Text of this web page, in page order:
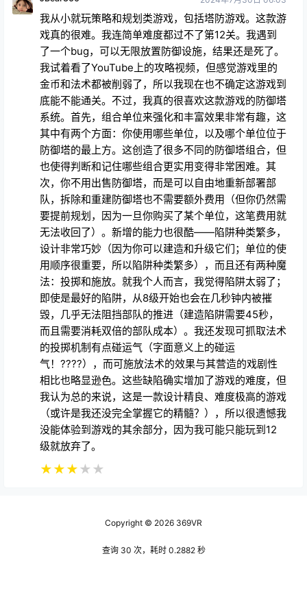
我试着看了YouTube上的攻略视频，但感觉游戏里的
金币和法术都被削弱了，所以我现在也不确定这游戏到
底能不能通关。不过，我真的很喜欢这款游戏的防御塔
系统。首先，组合单位来强化和丰富效果非常有趣，这
其中有两个方面：你使用哪些单位，以及哪个单位位于
防御塔的最上方。这创造了很多不同的防御塔组合，但
也使得判断和记住哪些组合更实用变得非常困难。其
次，你不用出售防御塔，而是可以自由地重新部署部
队，拆除和重建防御塔也不需要额外费用（但你仍然需
要提前规划，因为一旦你购买了某个单位，这笔费用就
无法收回了）。新增的能力也很酷——陷阱种类繁多，
设计非常巧妙（因为你可以建造和升级它们；单位的使
用顺序很重要，所以陷阱种类繁多），而且还有两种魔
法：投掷和施放。就我个人而言，我觉得陷阱太弱了；
即使是最好的陷阱，从8级开始也会在几秒钟内被摧
毁，几乎无法阻挡部队的推进（建造陷阱需要45秒，
而且需要消耗双倍的部队成本）。我还发现可抓取法术
的投掷机制有点碰运气（字面意义上的碰运
气！????），而可施放法术的效果与其营造的戏剧性
相比也略显逊色。这些缺陷确实增加了游戏的难度，但
我认为总的来说，这是一款设计精良、难度极高的游戏
（或许是我还没完全掌握它的精髓？），所以很遗憾我
没能体验到游戏的其余部分，因为我可能只能玩到12
级就放弃了。
★★★★★
Copyright © 2026 369VR
查询 30 次，耗时 0.2882 秒